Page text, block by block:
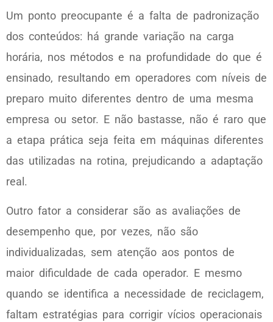
Um ponto preocupante é a falta de padronização
dos conteúdos: há grande variação na carga
horária, nos métodos e na profundidade do que é
ensinado, resultando em operadores com níveis de
preparo muito diferentes dentro de uma mesma
empresa ou setor. E não bastasse, não é raro que
a etapa prática seja feita em máquinas diferentes
das utilizadas na rotina, prejudicando a adaptação
real.
Outro fator a considerar são as avaliações de
desempenho que, por vezes, não são
individualizadas, sem atenção aos pontos de
maior dificuldade de cada operador. E mesmo
quando se identifica a necessidade de reciclagem,
faltam estratégias para corrigir vícios operacionais